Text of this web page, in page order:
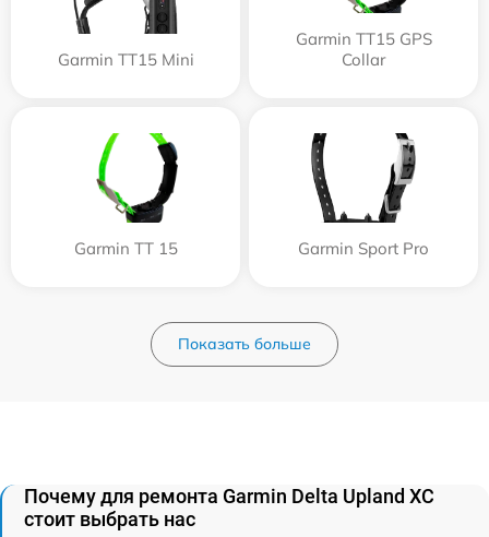
Garmin TT15 Mini
Garmin TT15 GPS
Collar
Garmin TT 15 Garmin Sport Pro
Показать больше
Почему для ремонта Garmin Delta Upland XC
стоит выбрать нас